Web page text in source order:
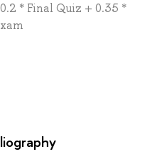
* Final Quiz + 0.35 *